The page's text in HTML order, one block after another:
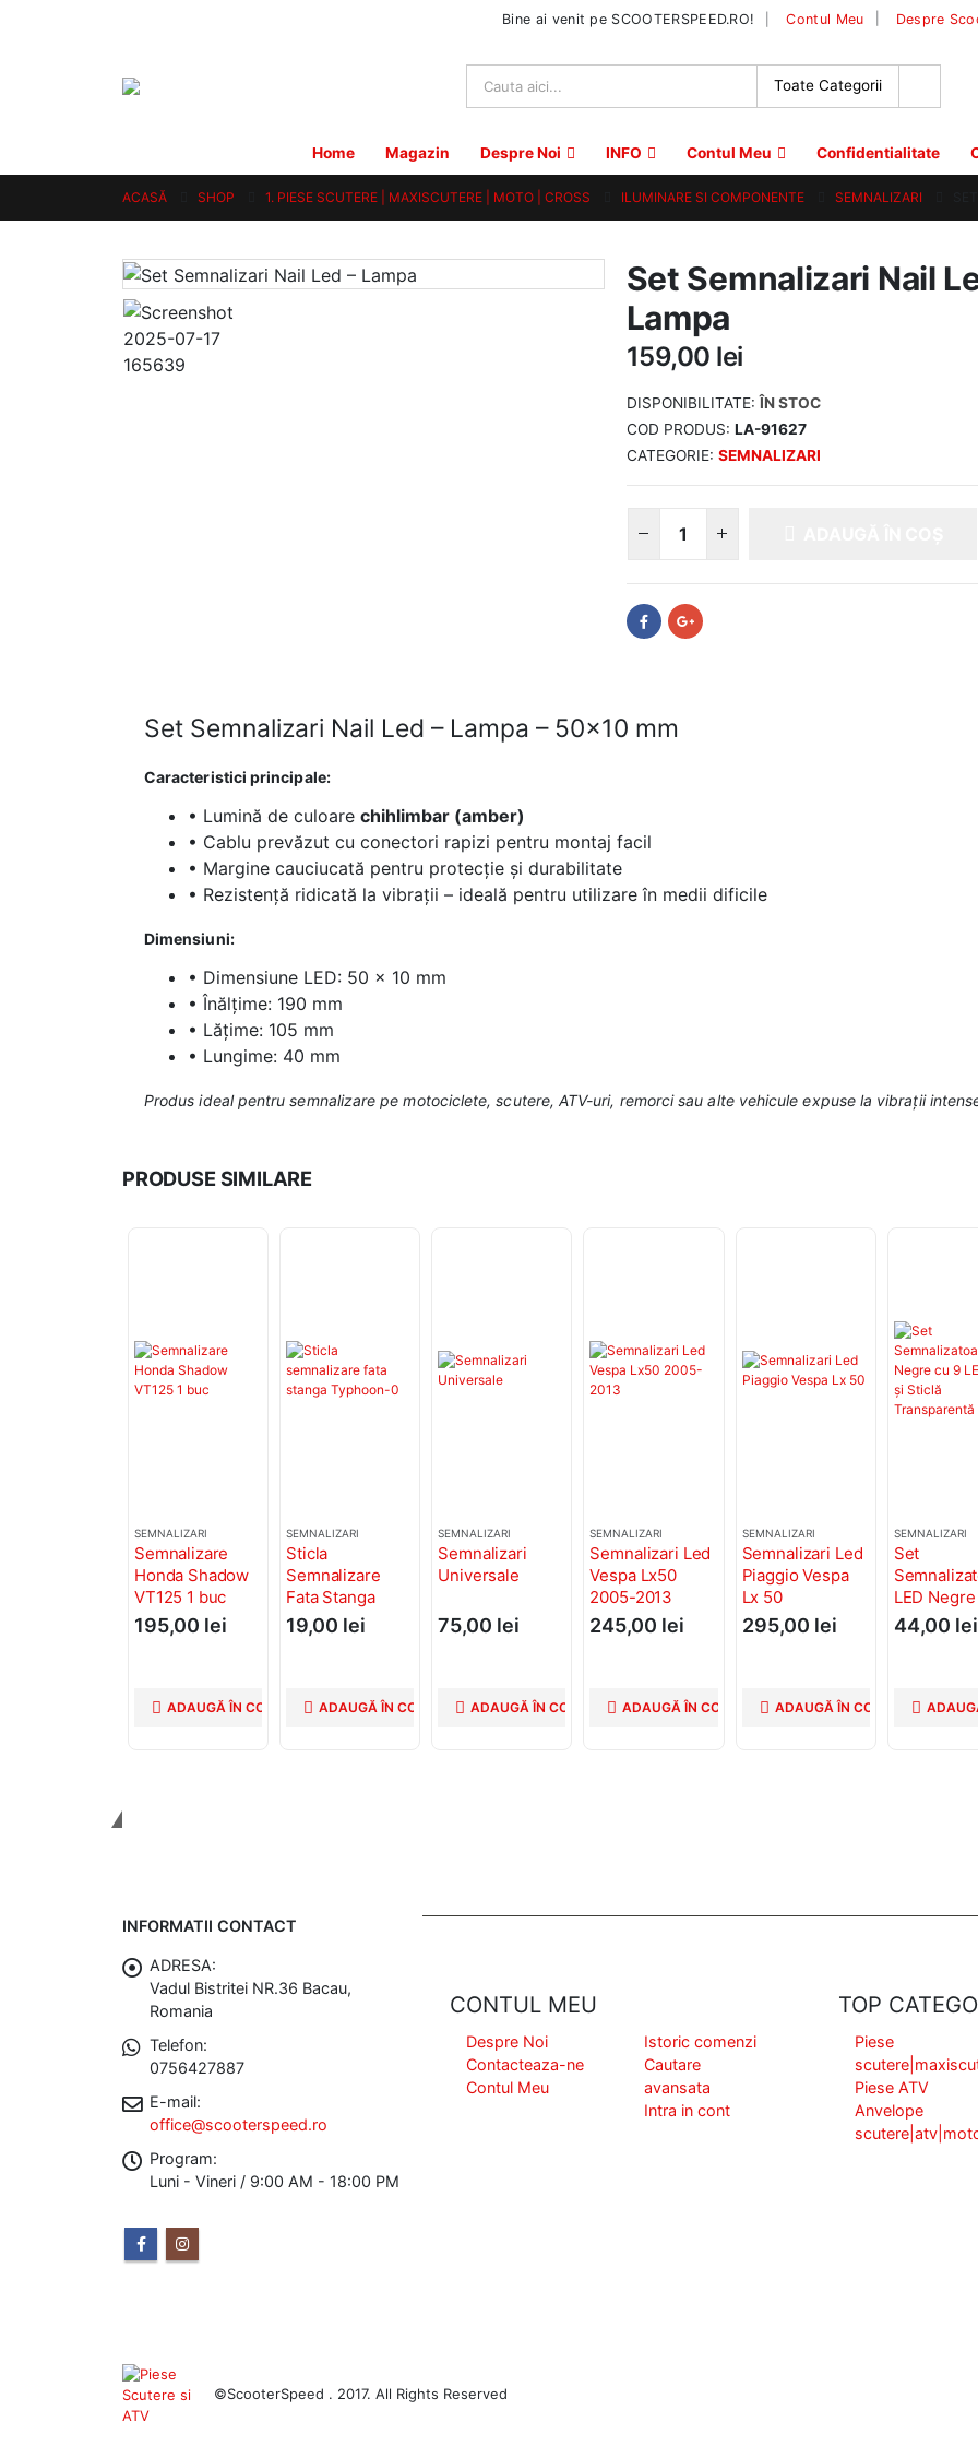
Bine ai venit pe SCOOTERSPEED.RO! Contul Meu Despre
Home Magazin Despre Noi INFO Contul Meu Confidentialitate
ACASĂ SHOP 1. PIESE SCUTERE | MAXISCUTERE | MOTO | CROSS ILUMINARE SI COMPONENTE SEMNALIZARI
Set Semnalizari Nail
Lampa
159,00 lei
DISPONIBILITATE: ÎN STOC
COD PRODUS: LA-91627
CATEGORIE: SEMNALIZARI
Set Semnalizari Nail Led – Lampa – 50×10 mm
Caracteristici principale:
• Lumină de culoare chihlimbar (amber)
• Cablu prevăzut cu conectori rapizi pentru montaj facil
• Margine cauciucată pentru protecție și durabilitate
• Rezistență ridicată la vibrații – ideală pentru utilizare în medii dificile
Dimensiuni:
• Dimensiune LED: 50 x 10 mm
• Înălțime: 190 mm
• Lățime: 105 mm
• Lungime: 40 mm
Produs ideal pentru semnalizare pe motociclete, scutere, ATV-uri, remorci sau alte vehicule expuse la vibrații
PRODUSE SIMILARE
SEMNALIZARI
Semnalizare
Honda Shadow
VT125 1 buc
195,00 lei
ADAUGĂ ÎN COȘ
SEMNALIZARI
Sticla
Semnalizare
Fata Stanga
Typhoon 49cc
19,00 lei
ADAUGĂ ÎN COȘ
SEMNALIZARI
Semnalizari
Universale
75,00 lei
ADAUGĂ ÎN COȘ
SEMNALIZARI
Semnalizari Led
Vespa Lx50
2005-2013
245,00 lei
ADAUGĂ ÎN COȘ
SEMNALIZARI
Semnalizari Led
Piaggio Vespa
Lx 50
295,00 lei
ADAUGĂ ÎN COȘ
SEMNALIZARI
Set
LED
LED-uri și
44,00 lei
INFORMATII CONTACT
ADRESA:
Vadul Bistritei NR.36 Bacau,
Romania
Telefon:
0756427887
E-mail:
office@scooterspeed.ro
Program:
Luni - Vineri / 9:00 AM - 18:00 PM
CONTUL MEU
Despre Noi
Contacteaza-ne
Contul Meu
Istoric comenzi
Cautare
avansata
Intra in cont
TOP
Piese
Piese ATV
Anvelope
©ScooterSpeed . 2017. All Rights Reserved